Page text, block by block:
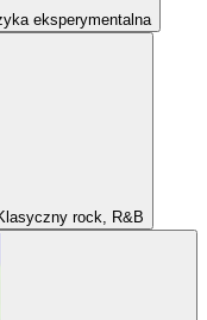
eksperymentalna
rock, R&B